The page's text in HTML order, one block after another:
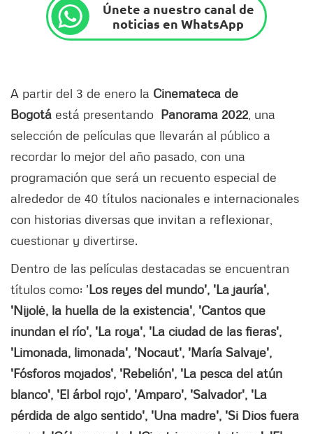
Únete a nuestro canal de
noticias en WhatsApp
A partir del 3 de enero la Cinemateca de
Bogotá está presentando Panorama 2022 , una
selección de películas que llevarán al público a
recordar lo mejor del año pasado, con una
programación que será un recuento especial de
alrededor de 40 títulos nacionales e internacionales
con historias diversas que invitan a reflexionar,
cuestionar y divertirse.
Dentro de las películas destacadas se encuentran
títulos como: 'Los reyes del mundo', 'La jauría',
'Nijolė, la huella de la existencia', 'Cantos que
inundan el río', 'La roya', 'La ciudad de las fieras',
'Limonada, limonada', 'Nocaut', 'María Salvaje',
'Fósforos mojados', 'Rebelión', 'La pesca del atún
blanco', 'El árbol rojo', 'Amparo', 'Salvador', 'La
pérdida de algo sentido', 'Una madre', 'Si Dios fuera